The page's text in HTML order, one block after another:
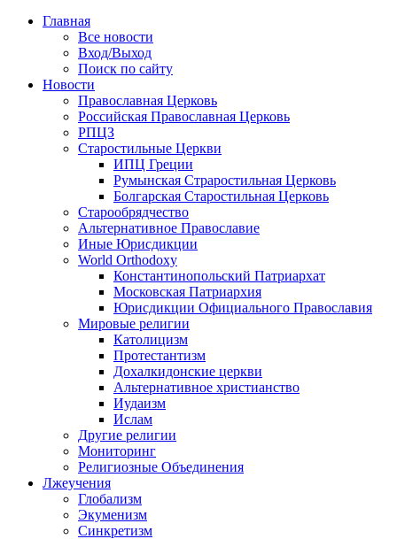
Главная
Все новости
Вход/Выход
Поиск по сайту
Новости
Православная Церковь
Российская Православная Церковь
РПЦЗ
Старостильные Церкви
ИПЦ Греции
Румынская Страростильная Церковь
Болгарская Старостильная Церковь
Старообрядчество
Альтернативное Православие
Иные Юрисдикции
World Orthodoxy
Константинопольский Патриархат
Московская Патриархия
Юрисдикции Официального Православия
Мировые религии
Католицизм
Протестантизм
Дохалкидонские церкви
Альтернативное христианство
Иудаизм
Ислам
Другие религии
Мониторинг
Религиозные Объединения
Лжеучения
Глобализм
Экуменизм
Синкретизм